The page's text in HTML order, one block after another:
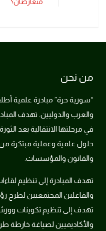
من نحن
“سورية حرة” مبادرة علمية
والعرب والدوليين. تهدف
في مرحلتها الانتقالية بعد
حلول علمية وعملية مبتكرة
والقانون والمؤسسات.
تهدف المبادرة إلى تنظيم
والفاعلين المجتمعيين لطرح
تهدف إلى تنظيم تكوينات
والأكاديميين لصياغة خارطة